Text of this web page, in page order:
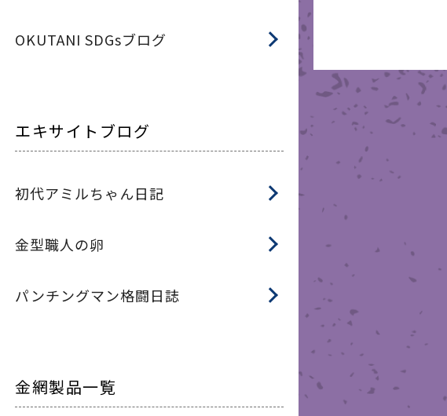
OKUTANI SDGsブログ
エキサイトブログ
初代アミルちゃん日記
金型職人の卵
パンチングマン格闘日誌
金網製品一覧